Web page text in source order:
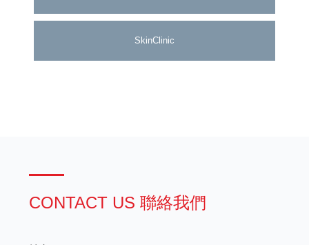
SkinClinic
CONTACT US 聯絡我們